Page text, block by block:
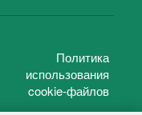
Политика
использования
cookie-файлов